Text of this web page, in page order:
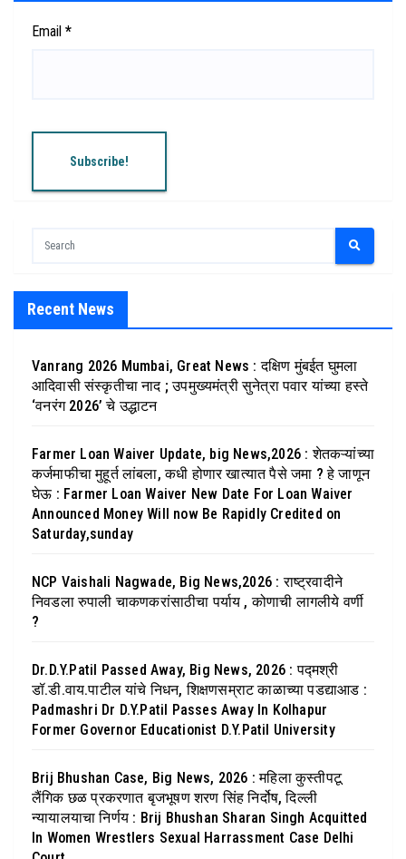
Email *
Recent News
Vanrang 2026 Mumbai, Great News : दक्षिण मुंबईत घुमला
आदिवासी संस्कृतीचा नाद ; उपमुख्यमंत्री सुनेत्रा पवार यांच्या हस्ते
‘वनरंग 2026’ चे उद्धाटन
Farmer Loan Waiver Update, big News,2026 : शेतकऱ्यांच्या
कर्जमाफीचा मुहूर्त लांबला, कधी होणार खात्यात पैसे जमा ? हे जाणून
घेऊ : Farmer Loan Waiver New Date For Loan Waiver
Announced Money Will now Be Rapidly Credited on
Saturday,sunday
NCP Vaishali Nagwade, Big News,2026 : राष्ट्रवादीने
निवडला रुपाली चाकणकरांसाठीचा पर्याय , कोणाची लागलीये वर्णी
?
Dr.D.Y.Patil Passed Away, Big News, 2026 : पद्मश्री
डॉ.डी.वाय.पाटील यांचे निधन, शिक्षणसम्राट काळाच्या पडद्याआड :
Padmashri Dr D.Y.Patil Passes Away In Kolhapur
Former Governor Educationist D.Y.Patil University
Brij Bhushan Case, Big News, 2026 : महिला कुस्तीपटू
लैंगिक छळ प्रकरणात बृजभूषण शरण सिंह निर्दोष, दिल्ली
न्यायालयाचा निर्णय : Brij Bhushan Sharan Singh Acquitted
In Women Wrestlers Sexual Harrassment Case Delhi